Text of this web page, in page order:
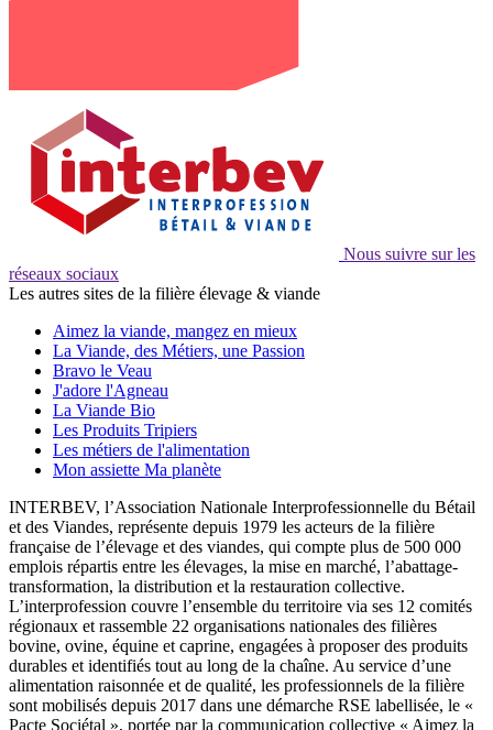
Nous suivre sur les
réseaux sociaux
Les autres sites de la filière élevage & viande
Aimez la viande, mangez en mieux
La Viande, des Métiers, une Passion
Bravo le Veau
J'adore l'Agneau
La Viande Bio
Les Produits Tripiers
Les métiers de l'alimentation
Mon assiette Ma planète
INTERBEV, l’Association Nationale Interprofessionnelle du Bétail
et des Viandes, représente depuis 1979 les acteurs de la filière
française de l’élevage et des viandes, qui compte plus de 500 000
emplois répartis entre les élevages, la mise en marché, l’abattage-
transformation, la distribution et la restauration collective.
L’interprofession couvre l’ensemble du territoire via ses 12 comités
régionaux et rassemble 22 organisations nationales des filières
bovine, ovine, équine et caprine, engagées à proposer des produits
durables et identifiés tout au long de la chaîne. Au service d’une
alimentation raisonnée et de qualité, les professionnels de la filière
sont mobilisés depuis 2017 dans une démarche RSE labellisée, le «
Pacte Sociétal », portée par la communication collective « Aimez la